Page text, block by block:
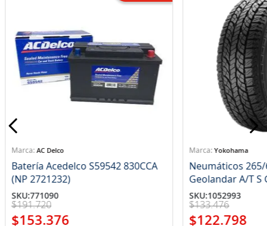
AC Delco
Batería Acedelco S59542 830CCA
(NP 2721232)
SKU:771090
$191.720
$153.376
Yokohama
Neumáticos 265/
SKU:1052993
$133.476
$122.798